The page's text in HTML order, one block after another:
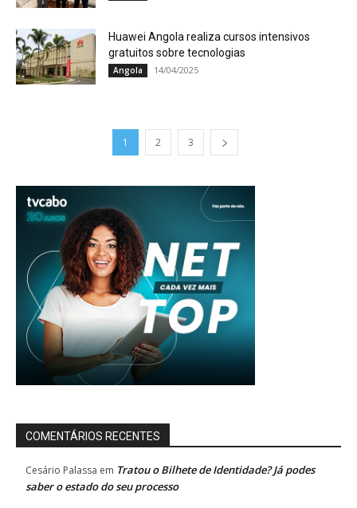
Huawei Angola realiza cursos intensivos
gratuitos sobre tecnologias
Angola 14/04/2025
1 2 3
COMENTÁRIOS RECENTES
Cesário Palassa em Tratou o Bilhete de Identidade? Já podes
saber o estado do seu processo